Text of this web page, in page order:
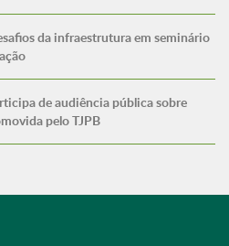
da infraestrutura em seminário
de audiência pública sobre
pelo TJPB